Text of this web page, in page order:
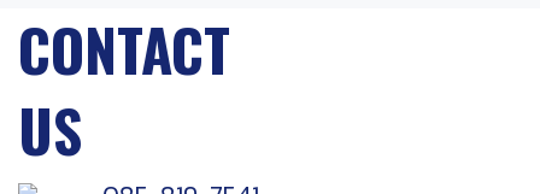
CONTACT
US